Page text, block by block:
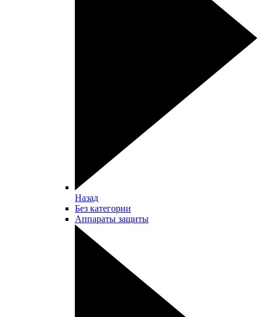
Назад
Без категории
Аппараты защиты